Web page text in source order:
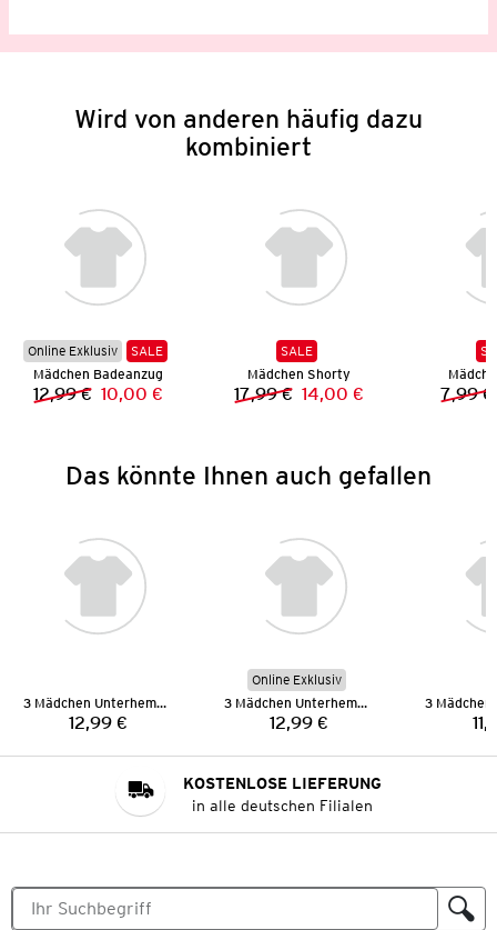
Wird von anderen häufig dazu
kombiniert
Online Exklusiv
SALE
Mädchen Badeanzug
Vorheriger Preis:
12,99 € Neuer Preis:
10,00 €
SALE
Mädchen Shorty
Vorheriger Preis:
17,99 € Neuer Preis:
14,00 € 7,99 €
Das könnte Ihnen auch gefallen
3 Mädchen Unterhemden
Preis:
12,99 €
Online Exklusiv
3 Mädchen Unterhemden
Preis:
12,99 €
KOSTENLOSE LIEFERUNG
in alle deutschen Filialen